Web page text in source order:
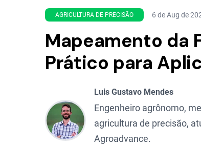
AGRICULTURA DE PRECISÃO 6 de Aug de
Mapeamento da
Prático para
Luis Gustavo Mendes
Engenheiro agrônomo,
agricultura de precisão,
Agroadvance.